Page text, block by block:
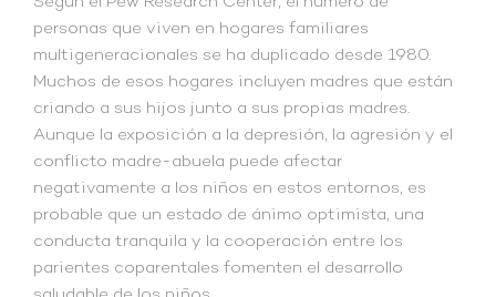
personas que viven en hogares familiares
multigeneracionales se ha duplicado desde 1980.
Muchos de esos hogares incluyen madres que están
criando a sus hijos junto a sus propias madres.
Aunque la exposición a la depresión, la agresión y el
conflicto madre-abuela puede afectar
negativamente a los niños en estos entornos, es
probable que un estado de ánimo optimista, una
conducta tranquila y la cooperación entre los
parientes coparentales fomenten el desarrollo